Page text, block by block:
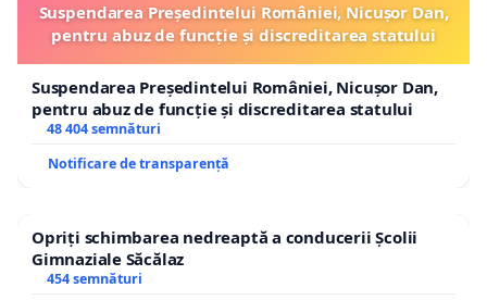
Suspendarea Președintelui României, Nicușor Dan,
pentru abuz de funcție și discreditarea statului
Suspendarea Președintelui României, Nicușor Dan,
pentru abuz de funcție și discreditarea statului
48 404 semnături
Notificare de transparență
Opriți schimbarea nedreaptă a conducerii Școlii
Gimnaziale Săcălaz
454 semnături